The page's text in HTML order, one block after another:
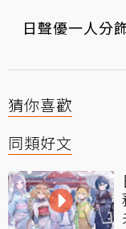
日聲優一人分
猜你喜歡
同類好文